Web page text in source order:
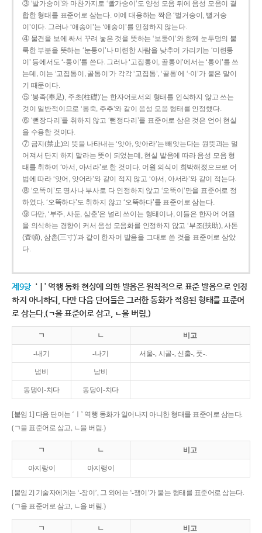
③ ‘발가숭이’와 마찬가지로 ‘빨가숭이’도 양성 모음 뒤에 음성 모음이 결
합한 형태를 표준어로 삼는다. 이에 대응하는 짝은 ‘벌거숭이, 뻘거숭
이’이다. 그러나 ‘애송이’는 ‘애숭이’를 인정하지 않는다.
④ 물건을 보에 싸서 꾸려 놓은 것을 뜻하는 ‘보퉁이’와 함께 눈두덩의 불
룩한 부분을 뜻하는 ‘눈퉁이’나 미련한 사람을 낮추어 가리키는 ‘미련퉁
이’ 등에서도 ‘-퉁이’를 쓴다. 그러나 ‘고집통이, 골통이’에서는 ‘통이’를 쓰
는데, 이는 ‘고집통이, 골통이’가 각각 ‘고집통’, ‘골통’에 ‘-이’가 붙은 말이
기 때문이다.
⑤ ‘봉족(奉足), 주초(柱礎)’는 한자어로서의 형태를 인식하지 않고 쓰는
것이 일반적이므로 ‘봉죽, 주추’와 같이 음성 모음 형태를 인정했다.
⑥ ‘뻗장다리’를 취하지 않고 ‘뻗정다리’를 표준어로 삼은 것은 언어 현실
을 수용한 것이다.
⑦ 금지(禁止)의 뜻을 나타내는 ‘앗아, 앗아라’는 빼앗는다는 원뜻과는 멀
어져서 단지 하지 말라는 뜻이 되었는데, 현실 발음에 따라 음성 모음 형
태를 취하여 ‘아서, 아서라’로 한 것이다. 어원 의식이 희박해졌으므로 어
법에 따라 ‘앗어, 앗어라’와 같이 적지 않고 ‘아서, 아서라’와 같이 적는다.
⑧ ‘오똑이’도 명사나 부사로 다 인정하지 않고 ‘오뚝이’만을 표준어로 정
하였다. ‘오똑하다’도 취하지 않고 ‘오뚝하다’를 표준어로 삼는다.
⑨ 다만, ‘부주, 사둔, 삼춘’은 널리 쓰이는 형태이나, 이들은 한자어 어원
을 의식하는 경향이 커서 음성 모음화를 인정하지 않고 ‘부조(扶助), 사돈
(査頓), 삼촌(三寸)’과 같이 한자어 발음을 그대로 쓴 것을 표준어로 삼았
다.
제9항 ‘ㅣ’ 역행 동화 현상에 의한 발음은 원칙적으로 표준 발음으로 인정
하지 아니하되, 다만 다음 단어들은 그러한 동화가 적용된 형태를 표준어
로 삼는다.(ㄱ을 표준어로 삼고, ㄴ을 버림.)
ㄱ ㄴ 비고
-내기 -나기 서울-, 시골-, 신출-, 풋-.
냄비 남비
동댕이-치다 동당이-치다
[붙임 1] 다음 단어는 ‘ㅣ’ 역행 동화가 일어나지 아니한 형태를 표준어로 삼는다.
(ㄱ을 표준어로 삼고, ㄴ을 버림.)
ㄱ ㄴ 비고
아지랑이 아지랭이
[붙임 2] 기술자에게는 ‘-장이’, 그 외에는 ‘-쟁이’가 붙는 형태를 표준어로 삼는다.
(ㄱ을 표준어로 삼고, ㄴ을 버림.)
ㄱ ㄴ 비고